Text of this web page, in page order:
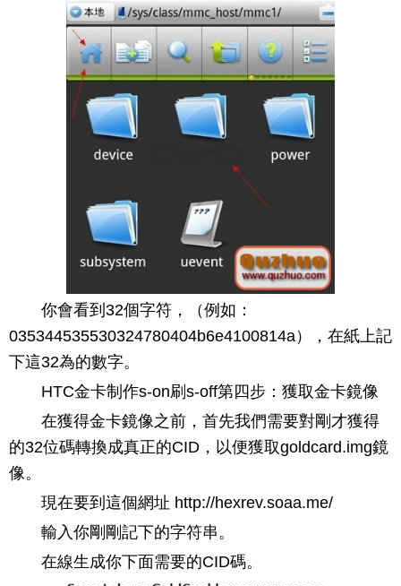
你會看到32個字符，（例如：
035344535530324780404b6e4100814a），在紙上記
下這32為的數字。
HTC金卡制作s-on刷s-off第四步：獲取金卡鏡像
在獲得金卡鏡像之前，首先我們需要對剛才獲得
的32位碼轉換成真正的CID，以便獲取goldcard.img鏡
像。
現在要到這個網址 http://hexrev.soaa.me/
輸入你剛剛記下的字符串。
在線生成你下面需要的CID碼。